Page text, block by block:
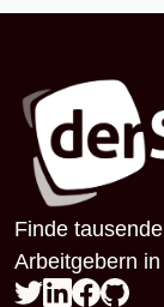
Finde
Arbeitgebern